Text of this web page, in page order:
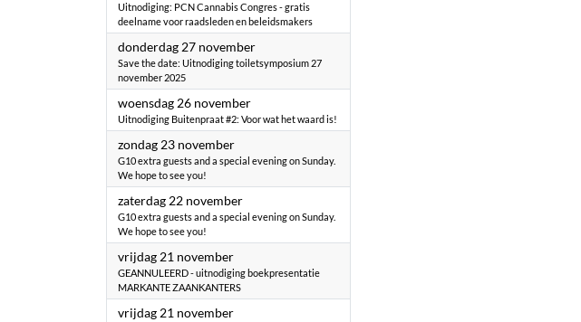
Uitnodiging: PCN Cannabis Congres - gratis
deelname voor raadsleden en beleidsmakers
donderdag 27 november2025
Save the date: Uitnodiging toiletsymposium 27
november 2025
woensdag 26 november2025
Uitnodiging Buitenpraat #2: Voor wat het waard is!
zondag 23 november2025
G10 extra guests and a special evening on Sunday.
We hope to see you!
zaterdag 22 november2025
G10 extra guests and a special evening on Sunday.
We hope to see you!
vrijdag 21 november2025
GEANNULEERD - uitnodiging boekpresentatie
MARKANTE ZAANKANTERS
vrijdag 21 november2025